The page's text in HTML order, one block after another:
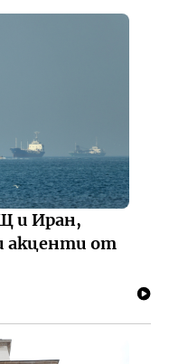
и Иран,
акценти от